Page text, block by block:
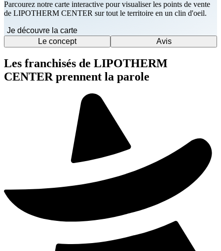
Parcourez notre carte interactive pour visualiser les points de vente
de LIPOTHERM CENTER sur tout le territoire en un clin d'oeil.
Je découvre la carte
Le concept
Avis
Les franchisés de LIPOTHERM
CENTER prennent la parole